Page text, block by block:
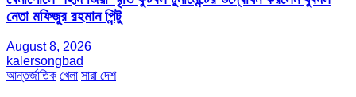
নেতা মফিজুর রহমান পিন্টু
August 8, 2026
kalersongbad
আন্তর্জাতিক খেলা সারা দেশ